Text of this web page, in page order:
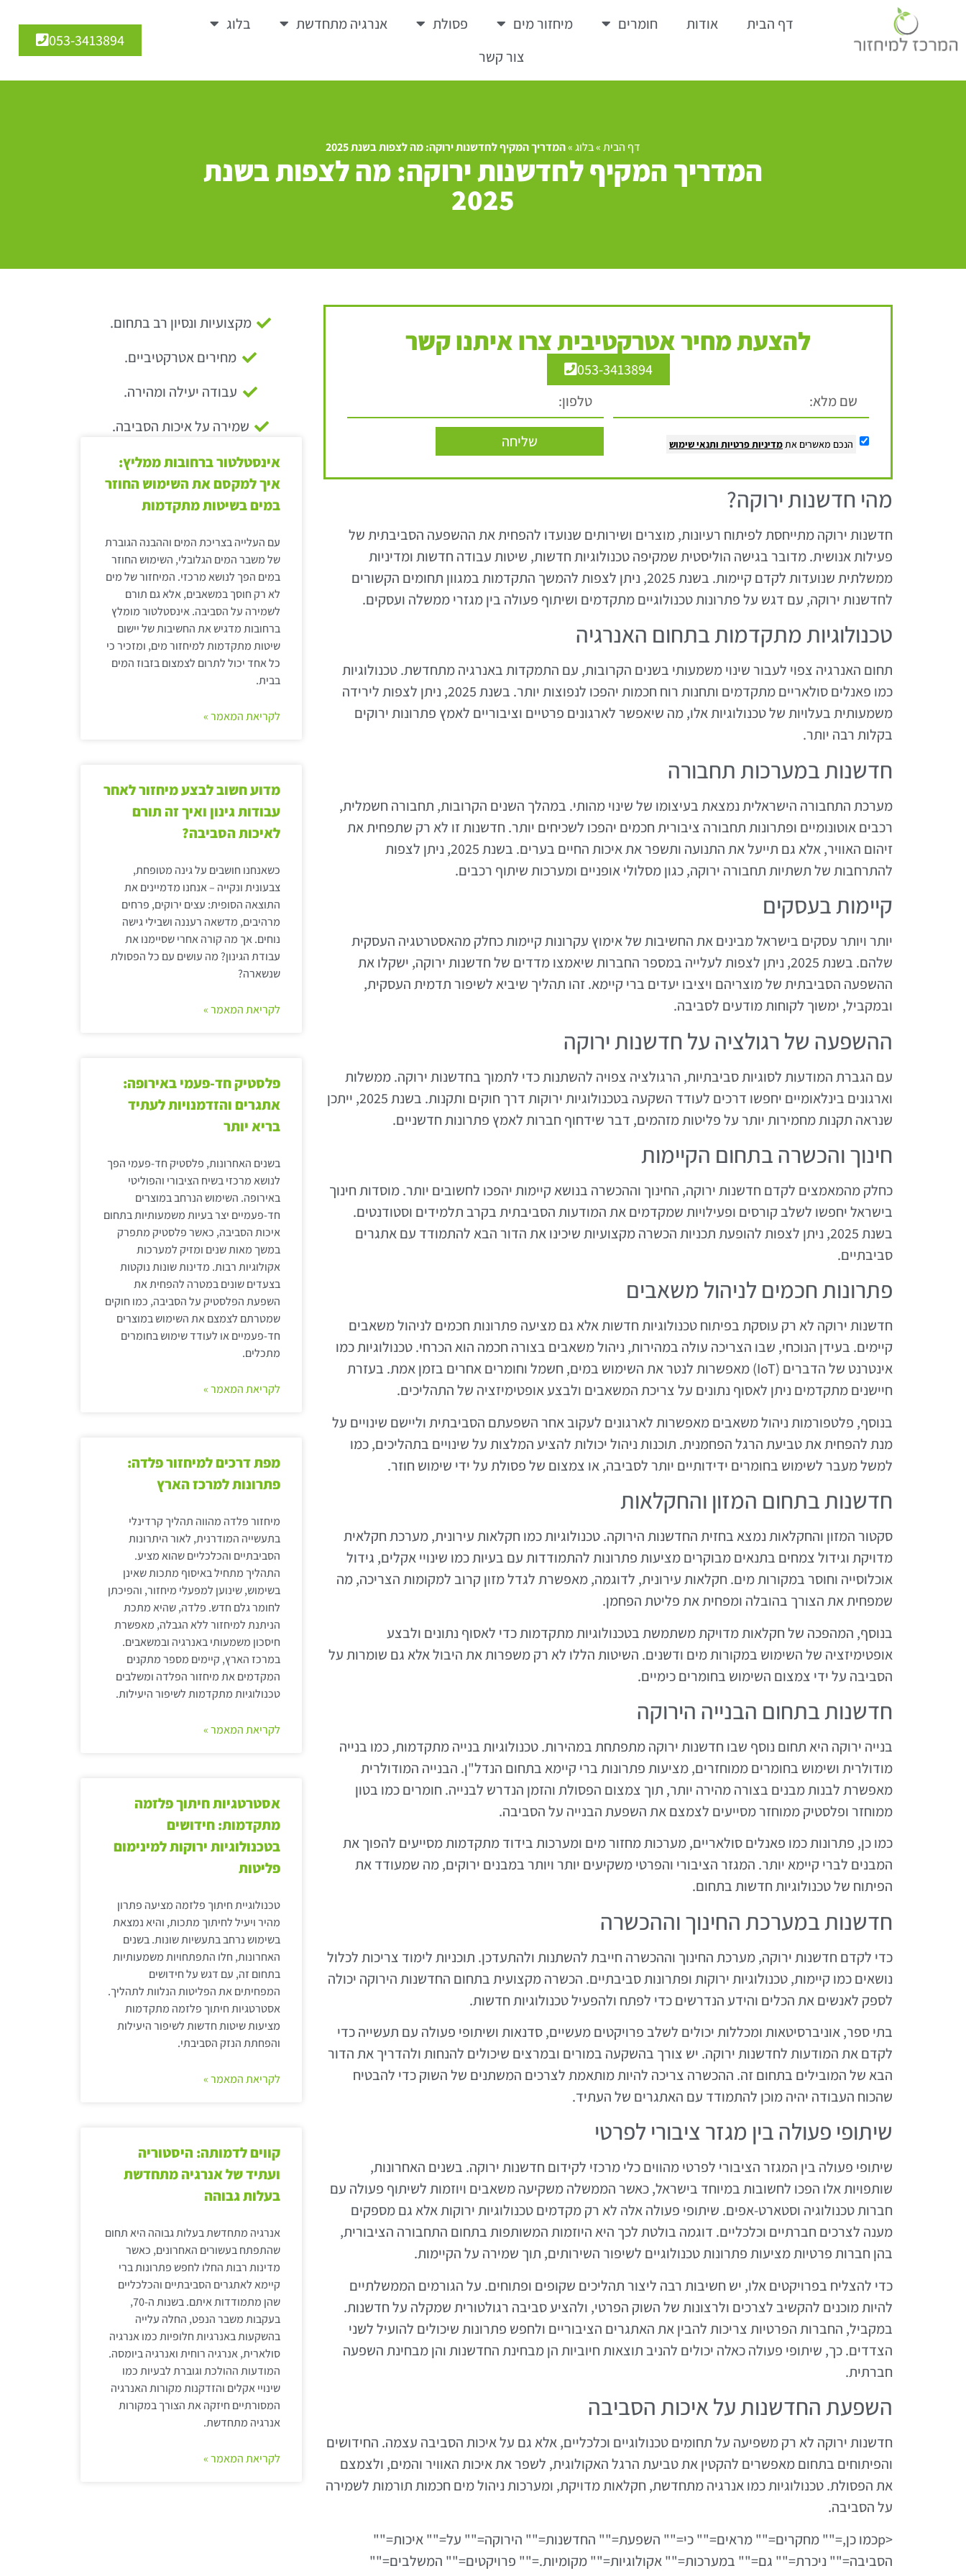
דף הבית אודות חומרים מיחזור מים פסולת אנרגיה מתחדשת
בלוג
צור קשר
053-3413894
דף הבית»בלוג»המדריך המקיף לחדשנות ירוקה: מה לצפות בשנת 2025
המדריך המקיף לחדשנות ירוקה: מה לצפות בשנת
2025
להצעת מחיר אטרקטיבית צרו איתנו קשר
053-3413894
הנכם מאשרים אתמדיניות פרטיות ותנאי שימוש שליחה
מהי חדשנות ירוקה?
חדשנות ירוקה מתייחסת לפיתוח רעיונות, מוצרים ושירותים שנועדו להפחית את ההשפעה הסביבתית של
פעילות אנושית. מדובר בגישה הוליסטית שמקיפה טכנולוגיות חדשות, שיטות עבודה חדשות ומדיניות
ממשלתית שנועדות לקדם קיימות. בשנת 2025, ניתן לצפות להמשך התקדמות במגוון תחומים הקשורים
לחדשנות ירוקה, עם דגש על פתרונות טכנולוגיים מתקדמים ושיתוף פעולה בין מגזרי ממשלה ועסקים.
טכנולוגיות מתקדמות בתחום האנרגיה
תחום האנרגיה צפוי לעבור שינוי משמעותי בשנים הקרובות, עם התמקדות באנרגיה מתחדשת. טכנולוגיות
כמו פאנלים סולאריים מתקדמים ותחנות רוח חכמות יהפכו לנפוצות יותר. בשנת 2025, ניתן לצפות לירידה
משמעותית בעלויות של טכנולוגיות אלו, מה שיאפשר לארגונים פרטיים וציבוריים לאמץ פתרונות ירוקים
בקלות רבה יותר.
חדשנות במערכות תחבורה
מערכת התחבורה הישראלית נמצאת בעיצומו של שינוי מהותי. במהלך השנים הקרובות, תחבורה חשמלית,
רכבים אוטונומיים ופתרונות תחבורה ציבורית חכמים יהפכו לשכיחים יותר. חדשנות זו לא רק שתפחית את
זיהום האוויר, אלא גם תייעל את התנועה ותשפר את איכות החיים בערים. בשנת 2025, ניתן לצפות
להתרחבות של תשתיות תחבורה ירוקה, כגון מסלולי אופניים ומערכות שיתוף רכבים.
קיימות בעסקים
יותר ויותר עסקים בישראל מבינים את החשיבות של אימוץ עקרונות קיימות כחלק מהאסטרטגיה העסקית
שלהם. בשנת 2025, ניתן לצפות לעלייה במספר החברות שיאמצו מדדים של חדשנות ירוקה, ישקלו את
ההשפעה הסביבתית של מוצריהם ויציבו יעדים ברי קיימא. זהו תהליך שיביא לשיפור תדמית העסקית,
ובמקביל, ימשוך לקוחות מודעים לסביבה.
ההשפעה של רגולציה על חדשנות ירוקה
עם הגברת המודעות לסוגיות סביבתיות, הרגולציה צפויה להשתנות כדי לתמוך בחדשנות ירוקה. ממשלות
וארגונים בינלאומיים יחפשו דרכים לעודד השקעה בטכנולוגיות ירוקות דרך חוקים ותקנות. בשנת 2025, ייתכן
שנראה תקנות מחמירות יותר על פליטות מזהמים, דבר שידחוף חברות לאמץ פתרונות חדשניים.
חינוך והכשרה בתחום הקיימות
כחלק מהמאמצים לקדם חדשנות ירוקה, החינוך וההכשרה בנושא קיימות יהפכו לחשובים יותר. מוסדות חינוך
בישראל יחפשו לשלב קורסים ופעילויות שמקדמים את המודעות הסביבתית בקרב תלמידים וסטודנטים.
בשנת 2025, ניתן לצפות להופעת תכניות הכשרה מקצועיות שיכינו את הדור הבא להתמודד עם אתגרים
סביבתיים.
פתרונות חכמים לניהול משאבים
חדשנות ירוקה לא רק עוסקת בפיתוח טכנולוגיות חדשות אלא גם מציעה פתרונות חכמים לניהול משאבים
קיימים. בעידן הנוכחי, שבו הצריכה עולה במהירות, ניהול משאבים בצורה חכמה הוא הכרחי. טכנולוגיות כמו
אינטרנט של הדברים (IoT) מאפשרות לנטר את השימוש במים, חשמל וחומרים אחרים בזמן אמת. בעזרת
חיישנים מתקדמים ניתן לאסוף נתונים על צריכת המשאבים ולבצע אופטימיזציה של התהליכים.
בנוסף, פלטפורמות ניהול משאבים מאפשרות לארגונים לעקוב אחר השפעתם הסביבתית וליישם שינויים על
מנת להפחית את טביעת הרגל הפחמנית. תוכנות ניהול יכולות להציע המלצות על שינויים בתהליכים, כמו
למשל מעבר לשימוש בחומרים ידידותיים יותר לסביבה, או צמצום של פסולת על ידי שימוש חוזר.
חדשנות בתחום המזון והחקלאות
סקטור המזון והחקלאות נמצא בחזית החדשנות הירוקה. טכנולוגיות כמו חקלאות עירונית, מערכת חקלאית
מדויקת וגידול צמחים בתנאים מבוקרים מציעות פתרונות להתמודדות עם בעיות כמו שינויי אקלים, גידול
אוכלוסייה וחוסר במקורות מים. חקלאות עירונית, לדוגמה, מאפשרת לגדל מזון קרוב למקומות הצריכה, מה
שמפחית את הצורך בהובלה ומפחית את פליטת הפחמן.
בנוסף, המהפכה של חקלאות מדויקת משתמשת בטכנולוגיות מתקדמות כדי לאסוף נתונים ולבצע
אופטימיזציה של השימוש במקורות מים ודשנים. השיטות הללו לא רק משפרות את היבול אלא גם שומרות על
הסביבה על ידי צמצום השימוש בחומרים כימיים.
חדשנות בתחום הבנייה הירוקה
בנייה ירוקה היא תחום נוסף שבו חדשנות ירוקה מתפתחת במהירות. טכנולוגיות בנייה מתקדמות, כמו בנייה
מודולרית ושימוש בחומרים ממוחזרים, מציעות פתרונות ברי קיימא בתחום הנדל"ן. הבנייה המודולרית
מאפשרת לבנות מבנים בצורה מהירה יותר, תוך צמצום הפסולת והזמן הנדרש לבנייה. חומרים כמו בטון
ממוחזר ופלסטיק ממוחזר מסייעים לצמצם את השפעת הבנייה על הסביבה.
כמו כן, פתרונות כמו פאנלים סולאריים, מערכות מחזור מים ומערכות בידוד מתקדמות מסייעים להפוך את
המבנים לברי קיימא יותר. המגזר הציבורי והפרטי משקיעים יותר ויותר במבנים ירוקים, מה שמעודד את
הפיתוח של טכנולוגיות חדשות בתחום.
חדשנות במערכת החינוך וההכשרה
כדי לקדם חדשנות ירוקה, מערכת החינוך וההכשרה חייבת להשתנות ולהתעדכן. תוכניות לימוד צריכות לכלול
נושאים כמו קיימות, טכנולוגיות ירוקות ופתרונות סביבתיים. הכשרה מקצועית בתחום החדשנות הירוקה יכולה
לספק לאנשים את הכלים והידע הנדרשים כדי לפתח ולהפעיל טכנולוגיות חדשות.
בתי ספר, אוניברסיטאות ומכללות יכולים לשלב פרויקטים מעשיים, סדנאות ושיתופי פעולה עם תעשייה כדי
לקדם את המודעות לחדשנות ירוקה. יש צורך בהשקעה במורים ובמרצים שיכולים להנחות ולהדריך את הדור
הבא של המובילים בתחום זה. ההכשרה צריכה להיות מותאמת לצרכים המשתנים של השוק כדי להבטיח
שהכוח העבודה יהיה מוכן להתמודד עם האתגרים של העתיד.
שיתופי פעולה בין מגזר ציבורי לפרטי
שיתופי פעולה בין המגזר הציבורי לפרטי מהווים כלי מרכזי לקידום חדשנות ירוקה. בשנים האחרונות,
שותפויות אלו הפכו לחשובות במיוחד בישראל, כאשר הממשלה משקיעה משאבים ויוזמות לשיתוף פעולה עם
חברות טכנולוגיה וסטארט-אפים. שיתופי פעולה אלה לא רק מקדמים טכנולוגיות ירוקות אלא גם מספקים
מענה לצרכים חברתיים וכלכליים. דוגמה בולטת לכך היא היוזמות המשותפות בתחום התחבורה הציבורית,
בהן חברות פרטיות מציעות פתרונות טכנולוגיים לשיפור השירותים, תוך שמירה על הקיימות.
כדי להצליח בפרויקטים אלו, יש חשיבות רבה ליצור תהליכים שקופים ופתוחים. על הגורמים הממשלתיים
להיות מוכנים להקשיב לצרכים ולרצונות של השוק הפרטי, ולהציע סביבה רגולטורית שמקלה על חדשנות.
במקביל, החברות הפרטיות צריכות להבין את האתגרים הציבוריים ולחפש פתרונות שיכולים להועיל לשני
הצדדים. כך, שיתופי פעולה כאלה יכולים להניב תוצאות חיוביות הן מבחינת החדשנות והן מבחינת השפעה
חברתית.
השפעת החדשנות על איכות הסביבה
חדשנות ירוקה לא רק משפיעה על תחומים טכנולוגיים וכלכליים, אלא גם על איכות הסביבה עצמה. החידושים
והפיתוחים בתחום מאפשרים להקטין את טביעת הרגל האקולוגית, לשפר את איכות האוויר והמים, ולצמצם
את הפסולת. טכנולוגיות כמו אנרגיה מתחדשת, חקלאות מדויקת, ומערכות ניהול מים חכמות תורמות לשמירה
על הסביבה.
<pכמו כן,="" מחקרים="" מראים="" כי="" השפעת="" החדשנות="" הירוקה="" על="" איכות=""
הסביבה="" ניכרת="" גם="" במערכות="" אקולוגיות="" מקומיות.="" פרויקטים="" המשלבים=""
מקצועיות ונסיון רב בתחום.
מחירים אטרקטיביים.
עבודה יעילה ומהירה.
שמירה על איכות הסביבה.
אינסטלטור ברחובות ממליץ:
איך למקסם את השימוש החוזר
במים בשיטות מתקדמות
עם העלייה בצריכת המים וההבנה הגוברת
של משבר המים הגלובלי, השימוש החוזר
במים הפך לנושא מרכזי. המיחזור של מים
לא רק חוסך במשאבים, אלא גם תורם
לשמירה על הסביבה. אינסטלטור מומלץ
ברחובות מדגיש את החשיבות של יישום
שיטות מתקדמות למיחזור מים, ומזכיר כי
כל אחד יכול לתרום לצמצום בזבוז המים
בבית.
לקריאת המאמר »
מדוע חשוב לבצע מיחזור לאחר
עבודות גינון ואיך זה תורם
לאיכות הסביבה?
כשאנחנו חושבים על גינה מטופחת,
צבעונית ונקייה – אנחנו מדמיינים את
התוצאה הסופית: עצים ירוקים, פרחים
מרהיבים, מדשאה רעננה ושבילי גישה
נוחים. אך מה קורה אחרי שסיימנו את
עבודת הגינון? מה עושים עם כל הפסולת
שנשארה?
לקריאת המאמר »
פלסטיק חד-פעמי באירופה:
אתגרים והזדמנויות לעתיד
בריא יותר
בשנים האחרונות, פלסטיק חד-פעמי הפך
לנושא מרכזי בשיח הציבורי והפוליטי
באירופה. השימוש הנרחב במוצרים
חד-פעמיים יצר בעיות משמעותיות בתחום
איכות הסביבה, כאשר פלסטיק מתפרק
במשך מאות שנים ומזיק למערכות
אקולוגיות רבות. מדינות שונות נוקטות
בצעדים שונים במטרה להפחית את
השפעת הפלסטיק על הסביבה, כמו חוקים
שמטרתם לצמצם את השימוש במוצרים
חד-פעמיים או לעודד שימוש בחומרים
מתכלים.
לקריאת המאמר »
מפת דרכים למיחזור פלדה:
פתרונות למרכז הארץ
מיחזור פלדה מהווה תהליך קרדינלי
בתעשייה המודרנית, לאור היתרונות
הסביבתיים והכלכליים שהוא מציע.
התהליך מתחיל באיסוף מתכות שאינן
בשימוש, שינוען למפעלי מיחזור, והפיכתן
לחומר גלם חדש. פלדה, שהיא מתכת
הניתנת למיחזור ללא הגבלה, מאפשרת
חיסכון משמעותי באנרגיה ובמשאבים.
במרכז הארץ, קיימים מספר מתקנים
המקדמים את מיחזור הפלדה ומשלבים
טכנולוגיות מתקדמות לשיפור היעילות.
לקריאת המאמר »
אסטרטגיות חיתוך פלזמה
מתקדמות: חידושים
בטכנולוגיות ירוקות למינימום
פליטות
טכנולוגיית חיתוך פלזמה מציעה פתרון
מהיר ויעיל לחיתוך מתכות, והיא נמצאת
בשימוש נרחב בתעשיות שונות. בשנים
האחרונות, חלו התפתחויות משמעותיות
בתחום זה, עם דגש על חידושים
המפחיתים את הפליטות הנלוות לתהליך.
אסטרטגיות חיתוך פלזמה מתקדמות
מציעות שיטות חדשות לשיפור היעילות
והפחתת הנזק הסביבתי.
לקריאת המאמר »
קווים לדמותה: היסטוריה
ועתיד של אנרגיה מתחדשת
בעלות גבוהה
אנרגיה מתחדשת בעלות גבוהה היא תחום
שהתפתח בעשורים האחרונים, כאשר
מדינות רבות החלו לחפש פתרונות ברי
קיימא לאתגרים הסביבתיים והכלכליים
שהן מתמודדות איתם. בשנות ה-70,
בעקבות משבר הנפט, החלה עלייה
בהשקעות באנרגיות חלופיות כמו אנרגיה
סולארית, אנרגיה רוחית ואנרגיה ביומסה.
המודעות ההולכת וגוברת לבעיות כמו
שינויי אקלים והזדקנות מקורות האנרגיה
המסורתיים חיזקה את הצורך במקורות
אנרגיה מתחדשת.
לקריאת המאמר »